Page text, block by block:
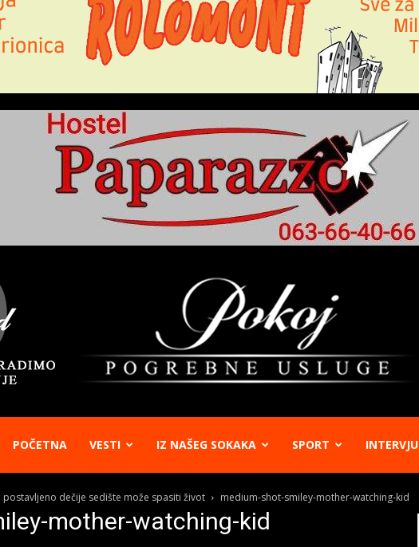
Gradski
Online
POČETNA VESTI IZ NAŠEG SOKAKA SPORT INTERVJU
dečije sedište može spasiti život medium-shot-smiley-mother-watching-kid
mother-watching-kid